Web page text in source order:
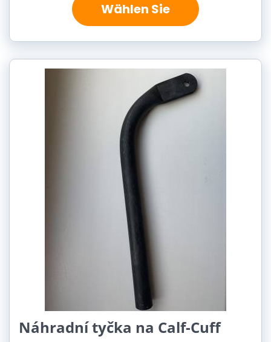
Wählen Sie
Náhradní tyčka na Calf-Cuff